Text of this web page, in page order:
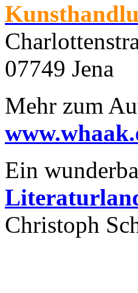
07749 Jena
Mehr zum
Ein
Christoph